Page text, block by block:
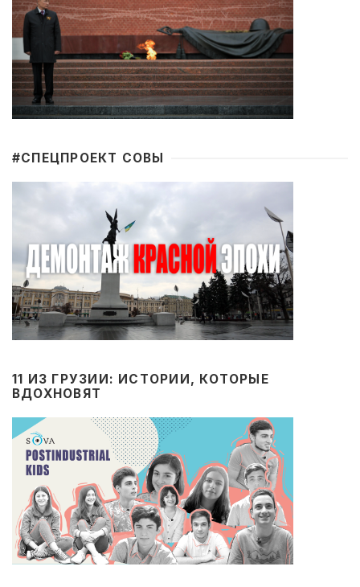
#CПЕЦПРОЕКТ СОВЫ
11 ИЗ ГРУЗИИ: ИСТОРИИ, КОТОРЫЕ
ВДОХНОВЯТ